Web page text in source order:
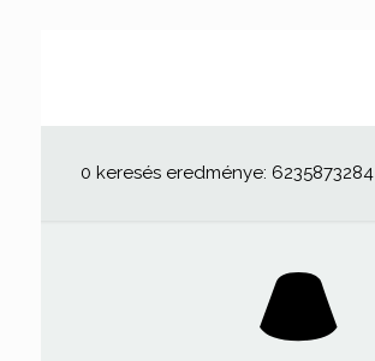
0 keresés eredménye: 6235873284